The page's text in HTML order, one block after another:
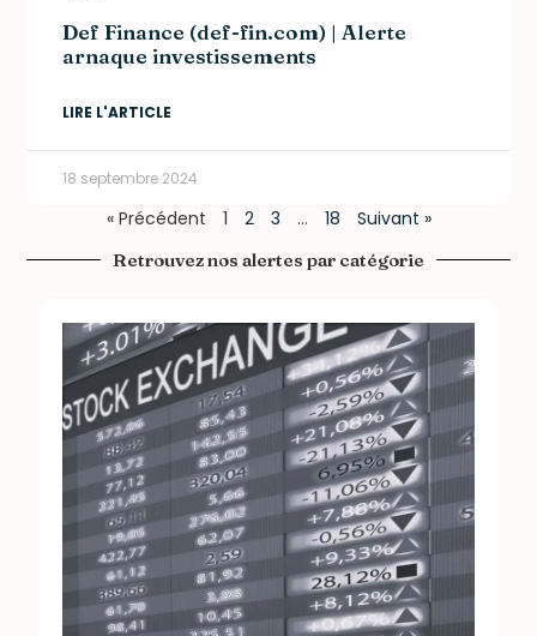
Def Finance (def-fin.com) | Alerte
arnaque investissements
LIRE L'ARTICLE
18 septembre 2024
« Précédent 1 2 3 … 18 Suivant »
Retrouvez nos alertes par catégorie